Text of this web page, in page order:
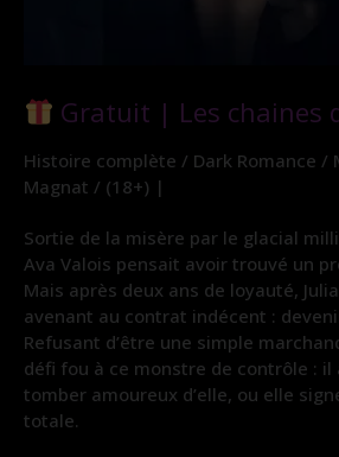
Gratuit | Les chaines
Histoire complète / Dark Romance /
Magnat / (18+) |
Sortie de la misère par le glacial
Ava Valois pensait avoir trouvé un
Mais après deux ans de loyauté,
avenant au contrat indécent :
Refusant d’être une simple
défi fou à ce monstre de contrôle :
tomber amoureux d’elle, ou elle
totale.